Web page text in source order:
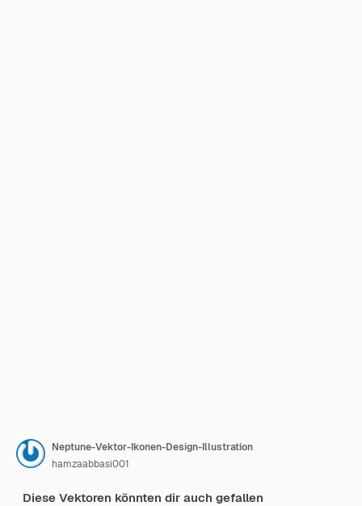
Neptune-Vektor-Ikonen-Design-Illustration
hamzaabbasi001
Diese Vektoren könnten dir auch gefallen